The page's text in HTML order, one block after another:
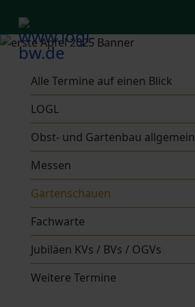
Alle Termine auf einen Blick
LOGL
Obst- und Gartenbau allgemein
Messen
Gartenschauen
Fachwarte
Jubiläen KVs / BVs / OGVs
Weitere Termine